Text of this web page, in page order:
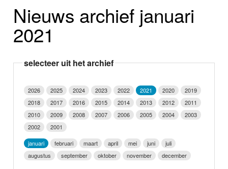
Home
Programma's
Nieuws
Foto's
Video
Webcam
Nieuws archief januari
2021
selecteer uit het archief
2026 2025 2024 2023 2022 2021 2020
2019
2018
2017 2016 2015 2014 2013 2012
2011
2010
2009 2008 2007 2006 2005 2004
2003
2002
2001
januari
februari maart april mei juni
juli
augustus
september oktober november december